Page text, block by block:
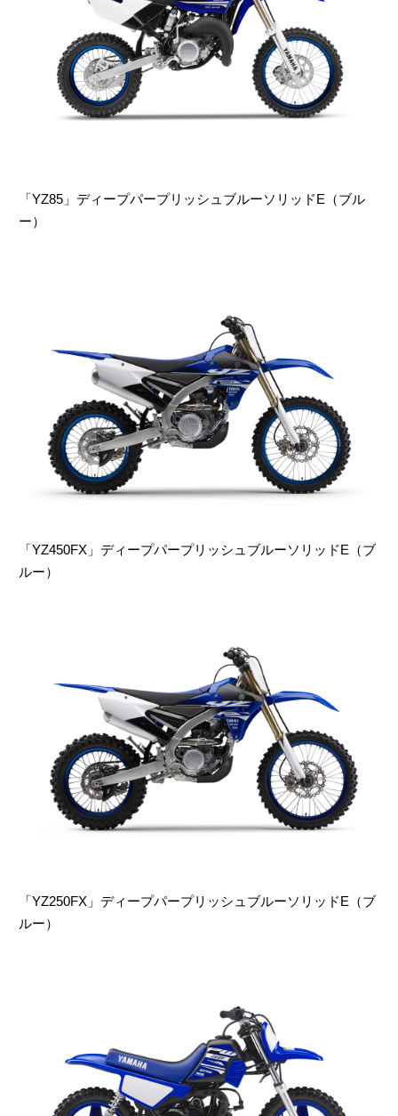
「YZ85」ディープパープリッシュブルーソリッドE（ブル
ー）
「YZ450FX」ディープパープリッシュブルーソリッドE（ブ
ルー）
「YZ250FX」ディープパープリッシュブルーソリッドE（ブ
ルー）